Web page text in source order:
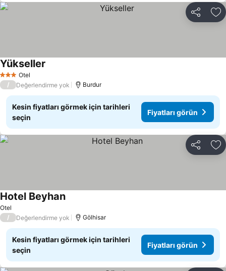
Paylaş
3 YıldızOtel
Yükseller
/ Değerlendirme yok Burdur
Kesin fiyatları görmek için tarihleri
seçin
Fiyatları görün
Paylaş
Otel
Hotel Beyhan
/ Değerlendirme yok Gölhisar
Kesin fiyatları görmek için tarihleri
seçin
Fiyatları görün